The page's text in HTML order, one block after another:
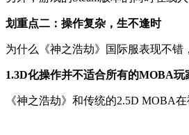
划重点二：操作复杂，生不逢时
为什么《神之浩劫》国际服表现不错
1.3D化操作并不适合所有的MOBA玩
《神之浩劫》和传统的2.5D MOBA